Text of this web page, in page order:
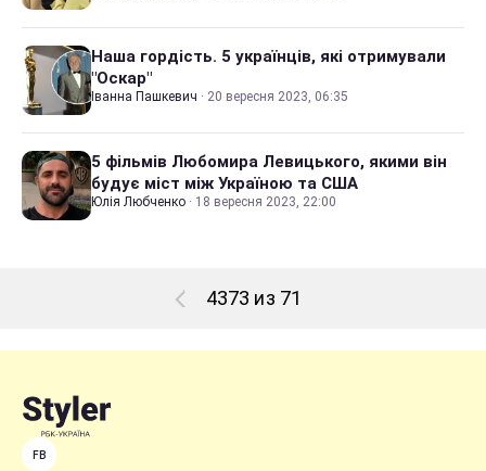
Наша гордість. 5 українців, які отримували
"Оскар"
Іванна Пашкевич · 20 вересня 2023, 06:35
5 фільмів Любомира Левицького, якими він
будує міст між Україною та США
Юлія Любченко · 18 вересня 2023, 22:00
4373 из 71
FB